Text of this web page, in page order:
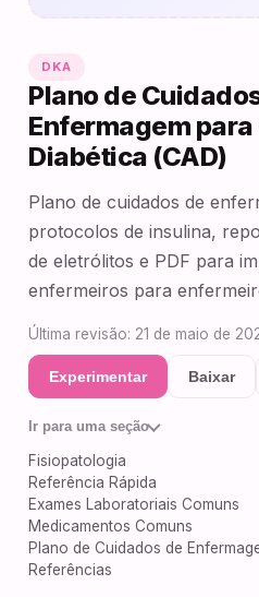
DKA
Plano de
Enfermagem
Diabética (CAD)
Plano de cuidados de
protocolos de insulina,
de eletrólitos e PDF para
enfermeiros para
Última revisão: 21 de maio de
Experimentar Baixar
Ir para uma seção
Fisiopatologia
Referência Rápida
Exames Laboratoriais Comuns
Medicamentos Comuns
Plano de Cuidados de
Referências